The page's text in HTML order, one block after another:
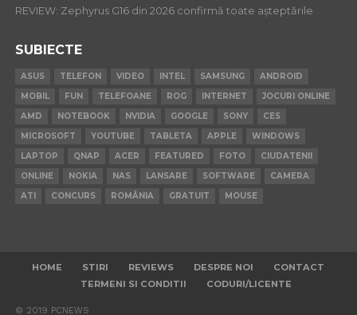
REVIEW: Zephyrus G16 din 2026 confirmă toate așteptările
SUBIECTE
ASUS TELEFON VIDEO INTEL SAMSUNG
ANDROID
MOBIL
FUN TELEFOANE ROG INTERNET
JOCURI ONLINE
AMD
NOTEBOOK NVIDIA GOOGLE SONY
CES
MICROSOFT
YOUTUBE TABLETA APPLE
WINDOWS
LAPTOP
QNAP ACER FEATURED FOTO
CIUDATENII
ONLINE
NOKIA NAS LANSARE SOFTWARE
CAMERA
ATI
CONCURS ROMÂNIA GRATUIT MOUSE
HOME STIRI REVIEWS DESPRE NOI
CONTACT
TERMENI SI CONDITII
CODURI/LICENTE
© 2019 PCNEWS